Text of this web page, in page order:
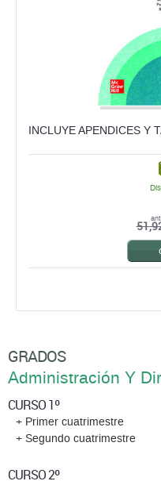
INCLUYE APENDICES Y
GRADOS
Administración Y
CURSO 1º
+ Primer cuatrimestre
+ Segundo cuatrimestre
CURSO 2º